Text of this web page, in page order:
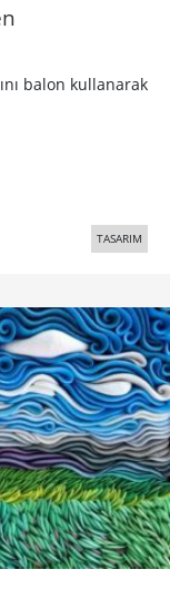
balon kullanarak
TASARIM